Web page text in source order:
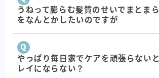
うねって膨らむ髪質のせいでまとま
をなんとかしたいのですが
やっぱり毎日家でケアを頑張らない
レイにならない？